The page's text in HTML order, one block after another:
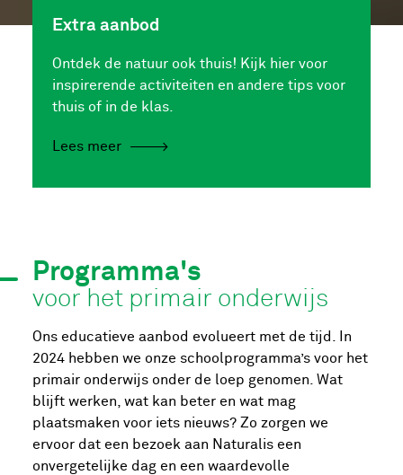
Programma's
voor het primair onderwijs
Ons educatieve aanbod evolueert met de tijd. In
2024 hebben we onze schoolprogramma’s voor het
primair onderwijs onder de loep genomen. Wat
blijft werken, wat kan beter en wat mag
plaatsmaken voor iets nieuws? Zo zorgen we
ervoor dat een bezoek aan Naturalis een
onvergetelijke dag en een waardevolle
Extra aanbod
Ontdek de natuur ook thuis! Kijk hier voor
inspirerende activiteiten en andere tips voor
thuis of in de klas.
Lees meer